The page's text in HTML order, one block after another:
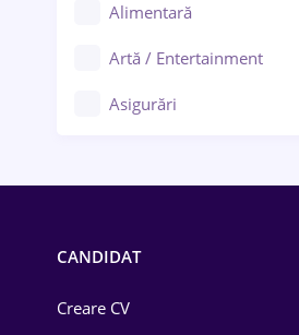
Alimentară
Artă / Entertainment
Asigurări
CANDIDAT
Creare CV